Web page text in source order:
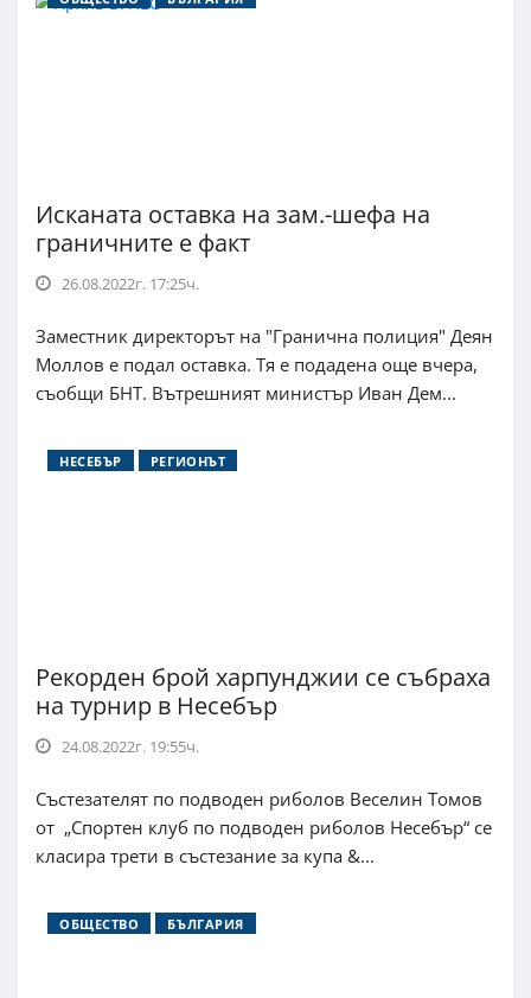
Исканата оставка на зам.-шефа на
граничните е факт
26.08.2022г. 17:25ч.
Заместник директорът на "Гранична полиция" Деян
Моллов е подал оставка. Тя е подадена още вчера,
съобщи БНТ. Вътрешният министър Иван Дем...
НЕСЕБЪР РЕГИОНЪТ
Рекорден брой харпунджии се събраха
на турнир в Несебър
24.08.2022г. 19:55ч.
Състезателят по подводен риболов Веселин Томов
от „Спортен клуб по подводен риболов Несебър“ се
класира трети в състезание за купа &...
ОБЩЕСТВО БЪЛГАРИЯ